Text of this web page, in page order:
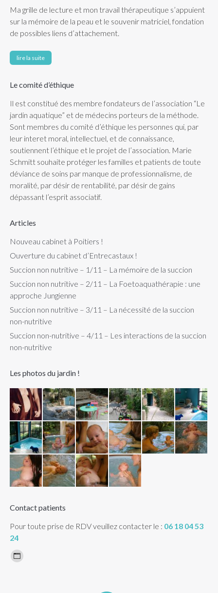
Ma grille de lecture et mon travail thérapeutique s’appuient
sur la mémoire de la peau et le souvenir matriciel, fondation
de possibles liens d’attachement.
lire la suite
Le comité d’éthique
Il est constitué des membre fondateurs de l’association “Le
jardin aquatique” et de médecins porteurs de la méthode.
Sont membres du comité d’éthique les personnes qui, par
leur interet moral, intellectuel, et de connaissance,
soutiennent l’éthique et le projet de l’association. Marie
Schmitt souhaite protéger les familles et patients de toute
déviance de soins par manque de professionnalisme, de
moralité, par désir de rentabilité, par désir de gains
dépassant l’esprit associatif.
Articles
Nouveau cabinet à Poitiers !
Ouverture du cabinet d’Entrecastaux !
Succion non nutritive – 1/11 – La mémoire de la succion
Succion non nutritive – 2/11 – La Foetoaquathérapie : une
approche Jungienne
Succion non nutritive – 3/11 – La nécessité de la succion
non-nutritive
Succion non-nutritive – 4/11 – Les interactions de la succion
non-nutritive
Les photos du jardin !
Contact patients
Pour toute prise de RDV veuillez contacter le : 06 18 04 53
24
Trouvez nous sur :
Site